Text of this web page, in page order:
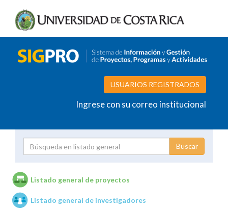
USUARIOS REGISTRADOS
Ingrese con su correo institucional
Unidades de investigación
Listado general de proyectos
Listado general de investigadores